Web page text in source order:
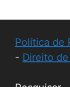
Política de
- Direito